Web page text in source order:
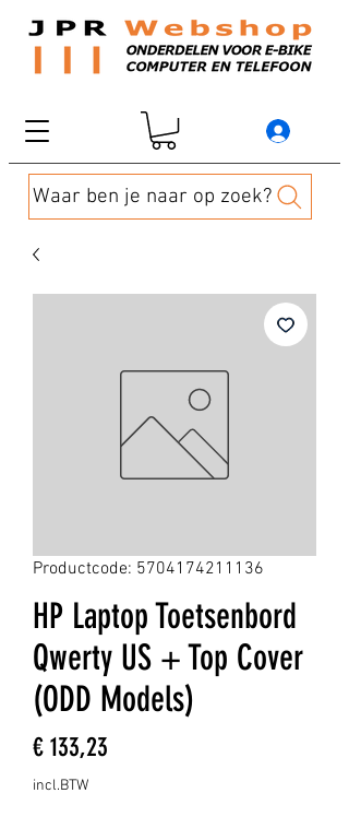
Waar ben je naar op zoek?
Productcode: 5704174211136
HP Laptop Toetsenbord
Qwerty US + Top Cover
(ODD Models)
€ 133,23
incl.BTW